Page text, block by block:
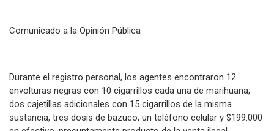
Comunicado a la Opinión Pública
Durante el registro personal, los agentes encontraron 12
envolturas negras con 10 cigarrillos cada una de marihuana,
dos cajetillas adicionales con 15 cigarrillos de la misma
sustancia, tres dosis de bazuco, un teléfono celular y $199.000